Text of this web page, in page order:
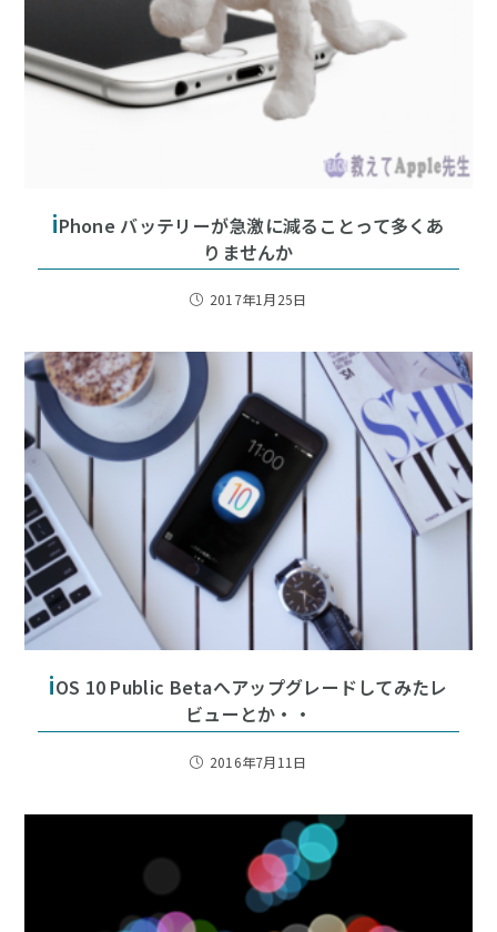
iPhone バッテリーが急激に減ることって多くあ
りませんか
2017年1月25日
iOS 10 Public Betaへアップグレードしてみたレ
ビューとか・・
2016年7月11日